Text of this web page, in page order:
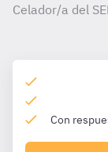
Celador/a del
Con